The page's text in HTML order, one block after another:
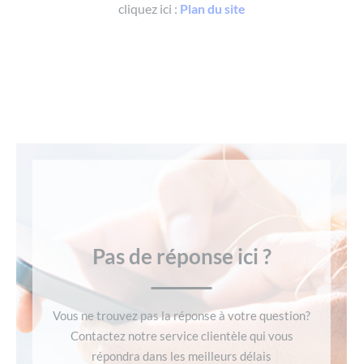
cliquez ici : Plan du site
Pas de réponse ici ?
Vous ne trouvez pas la réponse à votre question?
Contactez notre service clientèle qui vous
répondra dans les meilleurs délais